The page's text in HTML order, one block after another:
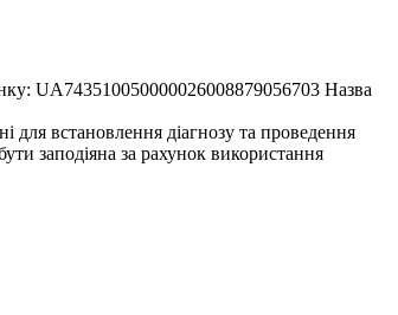
Назва
для встановлення діагнозу та проведення
заподіяна за рахунок використання